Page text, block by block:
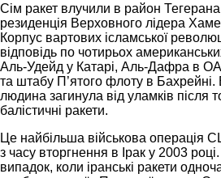
Сім ракет влучили в район
резиденція Верховного лідера
Корпус вартових ісламської
відповідь по чотирьох
Аль-Удейд у Катарі, Аль-Дафра в
та штабу П’ятого флоту в
людина загинула від уламків після
балістичні ракети.
Це найбільша військова операція
з часу вторгнення в Ірак у 2003
випадок, коли іранські ракети